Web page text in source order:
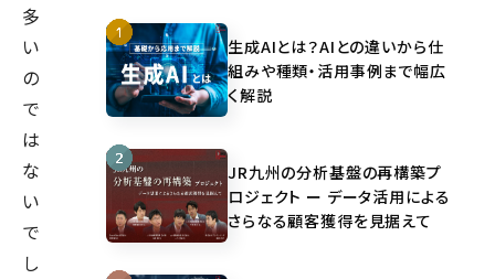
多
い
の
で
は
な
い
で
し
生成AIとは？AIとの違いから仕
組みや種類・活用事例まで幅広
く解説
JR九州の分析基盤の再構築プ
ロジェクト ー データ活用による
さらなる顧客獲得を見据えて